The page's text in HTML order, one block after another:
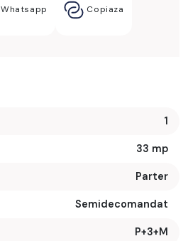
Whatsapp Copiaza
1
33 mp
Parter
Semidecomandat
P+3+M